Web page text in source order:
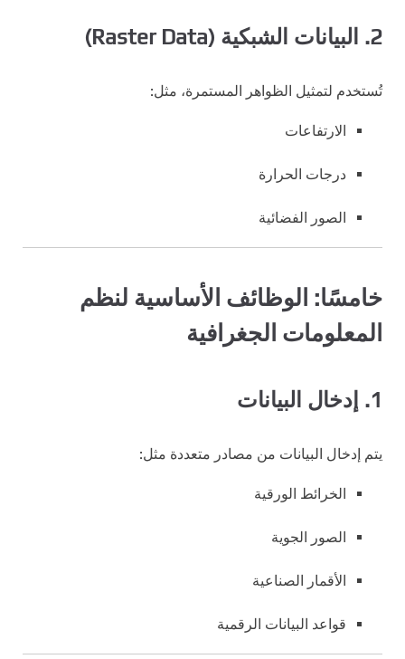
2. البيانات الشبكية (Raster Data)
تُستخدم لتمثيل الظواهر المستمرة، مثل:
الارتفاعات
درجات الحرارة
الصور الفضائية
خامسًا: الوظائف الأساسية لنظم
المعلومات الجغرافية
1. إدخال البيانات
يتم إدخال البيانات من مصادر متعددة مثل:
الخرائط الورقية
الصور الجوية
الأقمار الصناعية
قواعد البيانات الرقمية